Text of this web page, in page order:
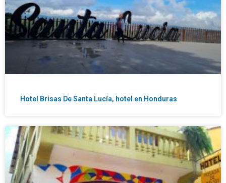
Hotel Brisas De Santa Lucía, hotel en Honduras